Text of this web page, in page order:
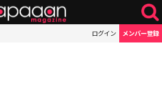
ログイン メンバー登録